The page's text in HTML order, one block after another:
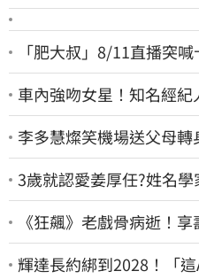
「肥大叔」8/11直播突
車內強吻女星！知名經
李多慧燦笑機場送父母轉
3歲就認愛姜厚任?姓名
《狂飆》老戲骨病逝！
輝達長約綁到2028！「